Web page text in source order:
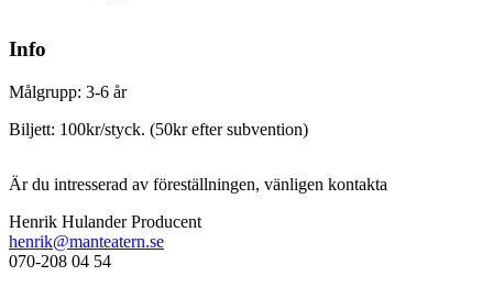
Info
Målgrupp: 3-6 år
Biljett: 100kr/styck. (50kr efter subvention)
Är du intresserad av föreställningen, vänligen kontakta
Henrik Hulander Producent
henrik@manteatern.se
070-208 04 54